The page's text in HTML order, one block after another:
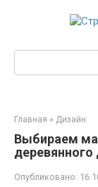
Поиск:
Главная » Дизайн
Выбираем
Опубликовано: